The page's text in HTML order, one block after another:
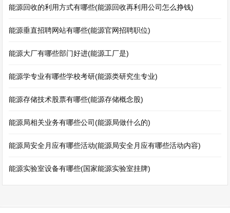
能源回收的利用方式有哪些(能源回收再利用公司怎么挣钱)
能源垂直招聘网站有哪些(能源官网招聘职位)
能源大厂有哪些部门好进(能源工厂是)
能源学专业有哪些学校考研(能源类研究生专业)
能源存储技术股票有哪些(能源存储概念股)
能源局相关业务有哪些公司(能源局做什么的)
能源局安全月应有哪些活动(能源局安全月应有哪些活动内容)
能源实验室设备有哪些(国家能源实验室挂牌)